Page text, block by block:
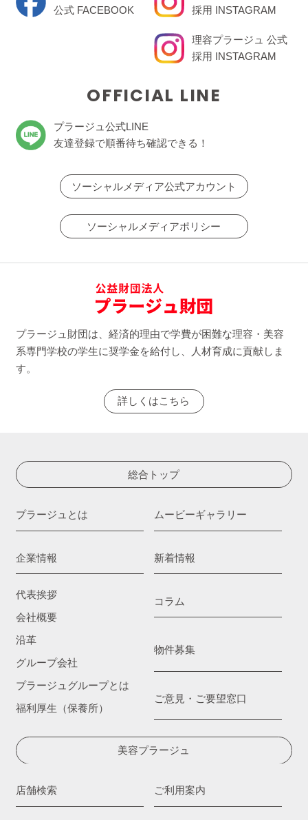
公式 FACEBOOK 採用 INSTAGRAM
理容プラージュ 公式
採用 INSTAGRAM
OFFICIAL LINE
プラージュ公式LINE
友達登録で順番待ち確認できる！
ソーシャルメディア公式アカウント
ソーシャルメディアポリシー
プラージュ財団は、経済的理由で学費が困難な理容・美容
系専門学校の学生に奨学金を給付し、人材育成に貢献しま
す。
詳しくはこちら
総合トップ
プラージュとは
企業情報
代表挨拶
会社概要
沿革
グループ会社
プラージュグループとは
福利厚生（保養所）
ムービーギャラリー
新着情報
コラム
物件募集
ご意見・ご要望窓口
美容プラージュ
店舗検索 ご利用案内